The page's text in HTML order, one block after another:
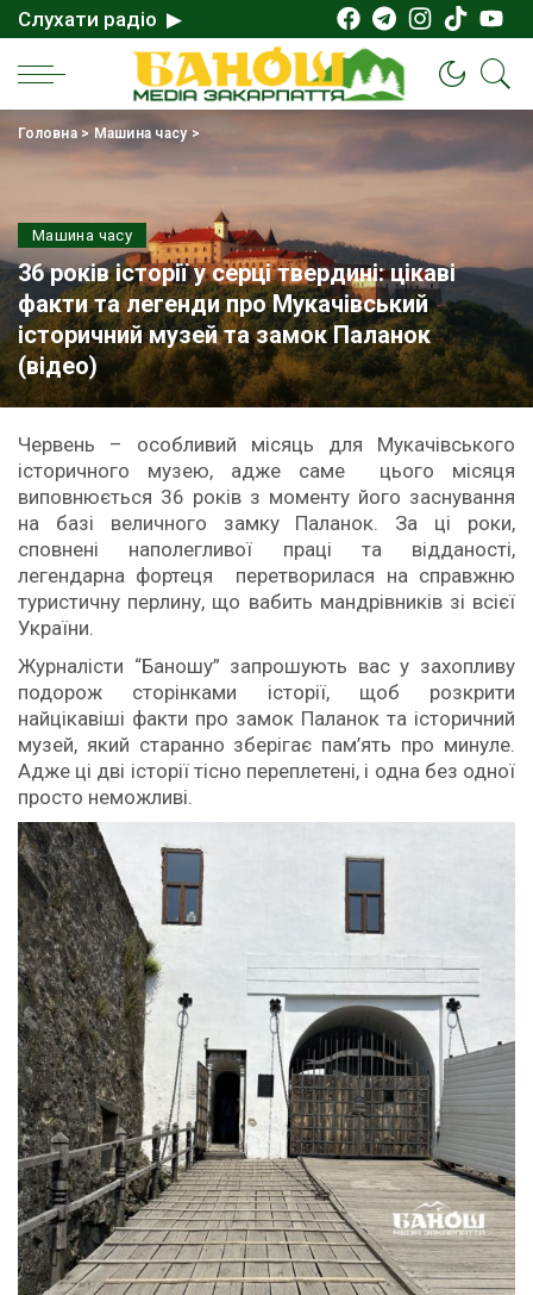
Слухати радіо ▶
Головна> Машина часу>
Машина часу
36 років історії у серці твердині: цікаві
факти та легенди про Мукачівський
історичний музей та замок Паланок
(відео)
Червень – особливий місяць для Мукачівського
історичного музею, адже саме цього місяця
виповнюється 36 років з моменту його заснування
на базі величного замку Паланок. За ці роки,
сповнені наполегливої праці та відданості,
легендарна фортеця перетворилася на справжню
туристичну перлину, що вабить мандрівників зі всієї
України.
Журналісти “Баношу” запрошують вас у захопливу
подорож сторінками історії, щоб розкрити
найцікавіші факти про замок Паланок та історичний
музей, який старанно зберігає пам’ять про минуле.
Адже ці дві історії тісно переплетені, і одна без одної
просто неможливі.